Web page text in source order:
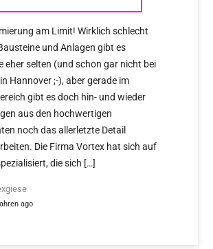
am Limit! Wirklich schlecht
und Anlagen gibt es
eher selten (und schon gar nicht bei
Hannover ;-), aber gerade im
gibt es doch hin- und wieder
aus den hochwertigen
noch das allerletzte Detail
Die Firma Vortex hat sich auf
die sich […]
ago